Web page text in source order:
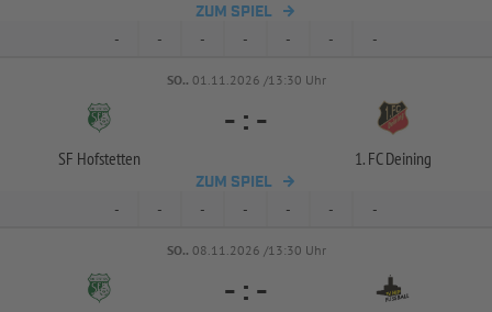
ZUM SPIEL
- - - - - - -
SO.. 01.11.2026 /13:30 Uhr
SF Hofstetten
- : -
1. FC Deining
ZUM SPIEL
- - - - - - -
SO.. 08.11.2026 /13:30 Uhr
- : -